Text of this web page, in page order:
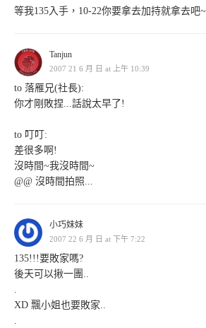
等我135入手，10-22你要拿去加持就拿去吧~
Tanjun
2007 21 6 月 日 at 上午 10:39
to 落雁兄(社長):
你才剛敗捏...話說太早了!
to 叮叮:
差很多啊!
沒時間~我沒時間~
@@ 沒時間拍照...
小巧妹妹
2007 22 6 月 日 at 下午 7:22
135!!!要敗家嗎?
後天可以揪一團..
.
XD 飄小姐也要敗家..
.